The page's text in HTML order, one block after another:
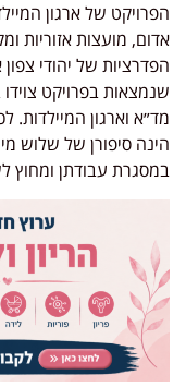
הפרויקט של ארגון
אדום, מועצות אזוריות
שנמצאות בפרויקט
מד״א וארגון המיילדות.
הינה סיפורן של שלוש
במסגרת עבודתן ומחוץ